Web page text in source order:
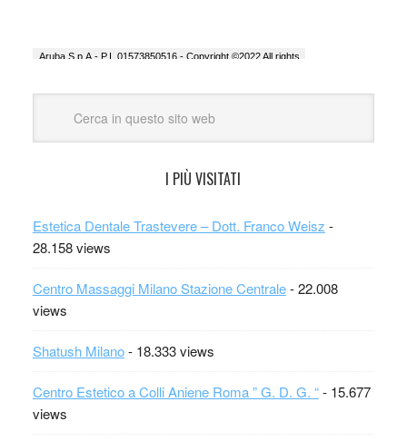
I PIÙ VISITATI
Estetica Dentale Trastevere – Dott. Franco Weisz -
28.158 views
Centro Massaggi Milano Stazione Centrale- 22.008
views
Shatush Milano- 18.333 views
Centro Estetico a Colli Aniene Roma ” G. D. G. “- 15.677
views